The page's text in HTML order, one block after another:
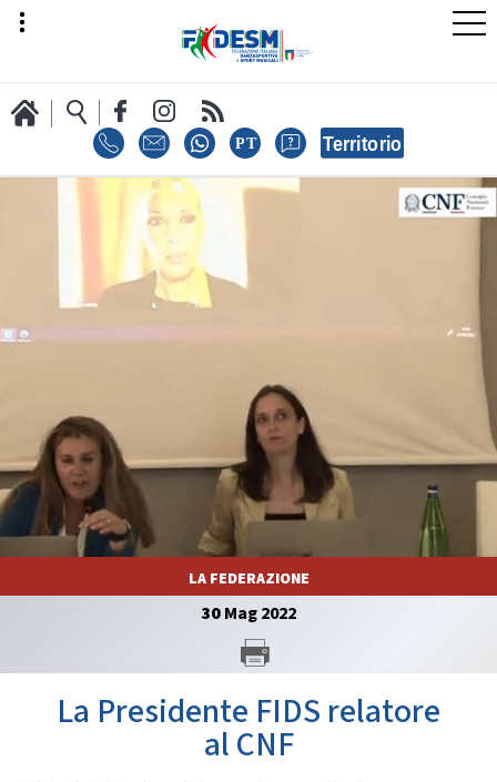
LA FEDERAZIONE
AREA SPORT
AREA TECNICA
GARE
Contatti Discipline
LA FEDERAZIONE
30Mag2022
La Presidente FIDS relatore
al CNF